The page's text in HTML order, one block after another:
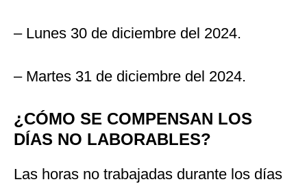
– Lunes 30 de diciembre del 2024.
– Martes 31 de diciembre del 2024.
¿CÓMO SE COMPENSAN LOS
DÍAS NO LABORABLES?
Las horas no trabajadas durante los días